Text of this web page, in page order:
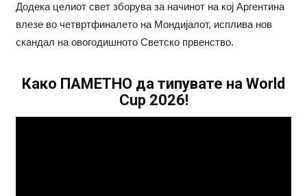
Додека целиот свет зборува за начинот на кој Аргентина
влезе во четвртфиналето на Мондијалот, исплива нов
скандал на овогодишното Светско првенство.
Како ПАМЕТНО да типувате на World
Cup 2026!